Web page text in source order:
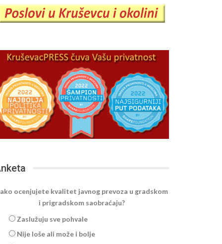
ocenjujete kvalitet javnog prevoza u gradskom
i prigradskom saobraćaju?
Zaslužuju sve pohvale
Nije loše ali može i bolje